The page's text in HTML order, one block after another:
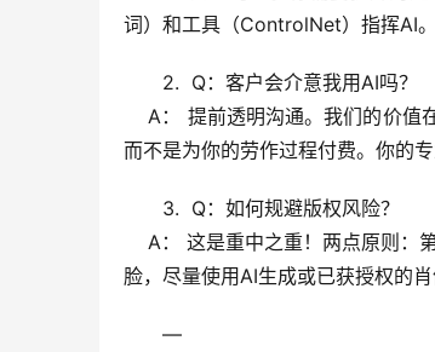
词）和工具（ControlNet）指挥AI
2. Q：客户会介意我用AI吗？
A：
提前透明沟通。我们的价值
而不是为你的劳作过程付费。你的
3. Q：如何规避版权风险？
A：
这是重中之重！两点原则：
脸，尽量使用AI生成或已获授权的
—